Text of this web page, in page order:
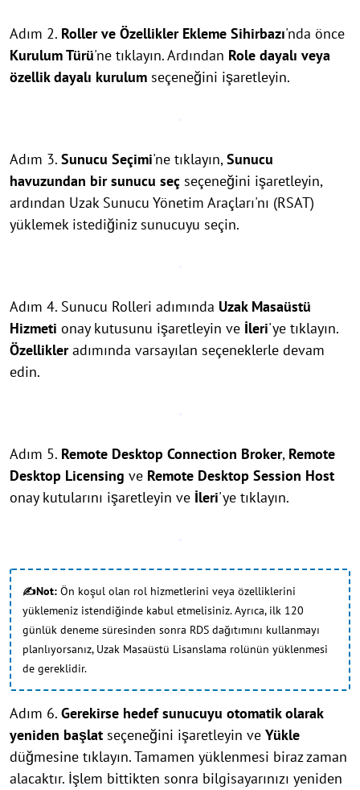
Adım 2. Roller ve Özellikler Ekleme Sihirbazı'nda önce
Kurulum Türü'ne tıklayın. Ardından Role dayalı veya
özellik dayalı kurulum seçeneğini işaretleyin.
Adım 3. Sunucu Seçimi'ne tıklayın,Sunucu
havuzundan bir sunucu seç seçeneğini işaretleyin,
ardından Uzak Sunucu Yönetim Araçları'nı (RSAT)
yüklemek istediğiniz sunucuyu seçin.
Adım 4. Sunucu Rolleri adımında Uzak Masaüstü
Hizmeti onay kutusunu işaretleyin ve İleri'ye tıklayın.
Özellikleradımında varsayılan seçeneklerle devam
edin.
Adım 5. Remote Desktop Connection Broker, Remote
Desktop Licensing ve Remote Desktop Session Host
onay kutularını işaretleyin ve İleri'ye tıklayın.
✍Not: Ön koşul olan rol hizmetlerini veya özelliklerini
yüklemeniz istendiğinde kabul etmelisiniz. Ayrıca, ilk 120
günlük deneme süresinden sonra RDS dağıtımını kullanmayı
planlıyorsanız, Uzak Masaüstü Lisanslama rolünün yüklenmesi
de gereklidir.
Adım 6. Gerekirse hedef sunucuyu otomatik olarak
yeniden başlat seçeneğini işaretleyin ve Yükle
düğmesine tıklayın. Tamamen yüklenmesi biraz zaman
alacaktır. İşlem bittikten sonra bilgisayarınızı yeniden